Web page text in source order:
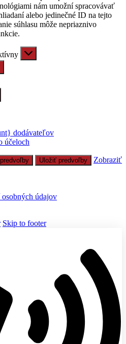
nám umožní spracovávať
alebo jedinečné ID na tejto
súhlasu môže nepriaznivo
dodávateľov
účeloch
Uložiť predvoľby
Zobraziť
údajov
Skip to footer